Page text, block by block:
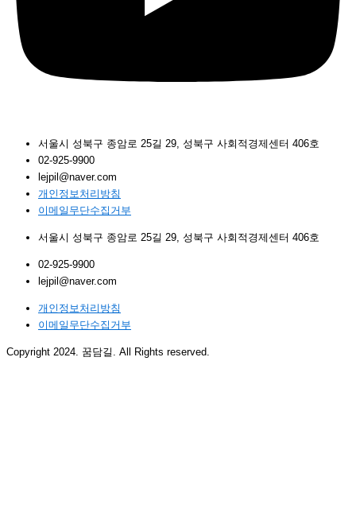
서울시 성북구 종암로 25길 29, 성북구 사회적경제센터 406호
02-925-9900
lejpil@naver.com
개인정보처리방침
이메일무단수집거부
서울시 성북구 종암로 25길 29, 성북구 사회적경제센터 406호
02-925-9900
lejpil@naver.com
개인정보처리방침
이메일무단수집거부
Copyright 2024. 꿈담길. All Rights reserved.